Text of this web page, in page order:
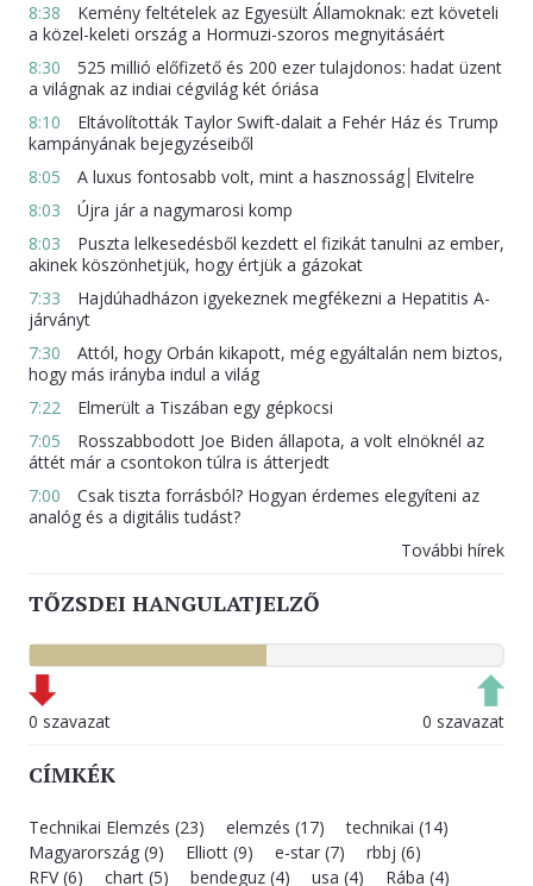
8:38
Kemény feltételek az Egyesült Államoknak: ezt követeli
a közel-keleti ország a Hormuzi-szoros megnyitásáért
8:30
525 millió előfizető és 200 ezer tulajdonos: hadat üzent
a világnak az indiai cégvilág két óriása
8:10
Eltávolították Taylor Swift-dalait a Fehér Ház és Trump
kampányának bejegyzéseiből
8:05
A luxus fontosabb volt, mint a hasznosság│Elvitelre
8:03
Újra jár a nagymarosi komp
8:03
Puszta lelkesedésből kezdett el fizikát tanulni az ember,
akinek köszönhetjük, hogy értjük a gázokat
7:33
Hajdúhadházon igyekeznek megfékezni a Hepatitis A-
járványt
7:30
Attól, hogy Orbán kikapott, még egyáltalán nem biztos,
hogy más irányba indul a világ
7:22
Elmerült a Tiszában egy gépkocsi
7:05
Rosszabbodott Joe Biden állapota, a volt elnöknél az
áttét már a csontokon túlra is átterjedt
7:00
Csak tiszta forrásból? Hogyan érdemes elegyíteni az
analóg és a digitális tudást?
További hírek
TŐZSDEI HANGULATJELZŐ
0 szavazat 0 szavazat
CÍMKÉK
Technikai Elemzés (23) elemzés (17)
technikai (14)
Magyarország (9)
Elliott (9) e-star (7)
rbbj (6)
RFV (6)
chart (5) bendeguz (4) usa (4) Rába (4)